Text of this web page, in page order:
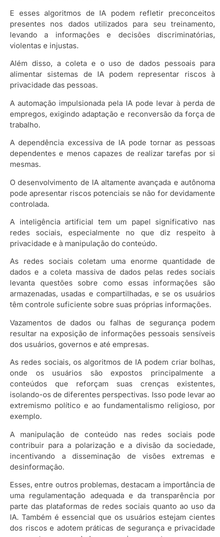
E esses algoritmos de IA podem refletir preconceitos
presentes nos dados utilizados para seu treinamento,
levando a informações e decisões discriminatórias,
violentas e injustas.
Além disso, a coleta e o uso de dados pessoais para
alimentar sistemas de IA podem representar riscos à
privacidade das pessoas.
A automação impulsionada pela IA pode levar à perda de
empregos, exigindo adaptação e reconversão da força de
trabalho.
A dependência excessiva de IA pode tornar as pessoas
dependentes e menos capazes de realizar tarefas por si
mesmas.
O desenvolvimento de IA altamente avançada e autônoma
pode apresentar riscos potenciais se não for devidamente
controlada.
A inteligência artificial tem um papel significativo nas
redes sociais, especialmente no que diz respeito à
privacidade e à manipulação do conteúdo.
As redes sociais coletam uma enorme quantidade de
dados e a coleta massiva de dados pelas redes sociais
levanta questões sobre como essas informações são
armazenadas, usadas e compartilhadas, e se os usuários
têm controle suficiente sobre suas próprias informações.
Vazamentos de dados ou falhas de segurança podem
resultar na exposição de informações pessoais sensíveis
dos usuários, governos e até empresas.
As redes sociais, os algoritmos de IA podem criar bolhas,
onde os usuários são expostos principalmente a
conteúdos que reforçam suas crenças existentes,
isolando-os de diferentes perspectivas. Isso pode levar ao
extremismo político e ao fundamentalismo religioso, por
exemplo.
A manipulação de conteúdo nas redes sociais pode
contribuir para a polarização e a divisão da sociedade,
incentivando a disseminação de visões extremas e
desinformação.
Esses, entre outros problemas, destacam a importância de
uma regulamentação adequada e da transparência por
parte das plataformas de redes sociais quanto ao uso da
IA. Também é essencial que os usuários estejam cientes
dos riscos e adotem práticas de segurança e privacidade